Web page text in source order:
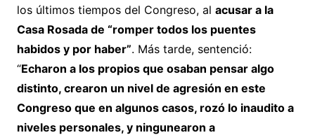
los últimos tiempos del Congreso, al acusar a la
Casa Rosada de “romper todos los puentes
habidos y por haber”. Más tarde, sentenció:
“Echaron a los propios que osaban pensar algo
distinto, crearon un nivel de agresión en este
Congreso que en algunos casos, rozó lo inaudito a
niveles personales, y ningunearon a